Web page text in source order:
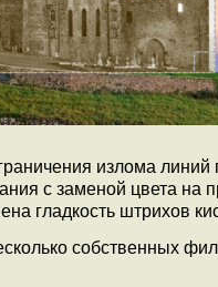
излома
с заменой цвета на
гладкость штрихов
собственных